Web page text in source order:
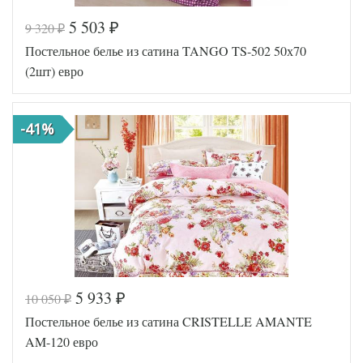
Код товара
515-083
Артикул
TT1492
Ткань
Размер
200х220
Размер
простыни
220х245
50х70
(2шт)
Tango
(Китай)
Код товара
515-118
Артикул
TT2919
Ткань
9 320₽ 5 503 ₽
Постельное белье из сатина TANGO TS-502 50х70
(2шт) евро
-41%
10 050₽ 5 933 ₽
Постельное белье из сатина CRISTELLE AMANTE
AM-120 евро